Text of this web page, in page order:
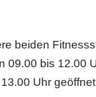
beiden
09.00 bis 12.00
Uhr